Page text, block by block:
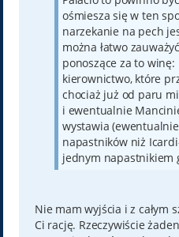
ośmiesza się w ten
narzekanie na pech
można łatwo
ponoszące za to
kierownictwo, które
chociaż już od paru
i ewentualnie
wystawia
napastników niż
jednym napastnikiem
Nie mam wyjścia i z całym
Ci rację. Rzeczywiście